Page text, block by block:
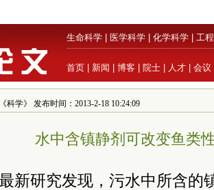
生命科学 医学科学 化学科学 工
首页 新闻 博客 院士 人才 会议
科学》 发布时间：2013-2-18 10:24:09
水中含镇静剂可改变鱼类
新研究发现，污水中所含的